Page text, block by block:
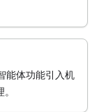
能体功能引入机